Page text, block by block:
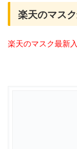
楽天のマス
楽天のマスク最新